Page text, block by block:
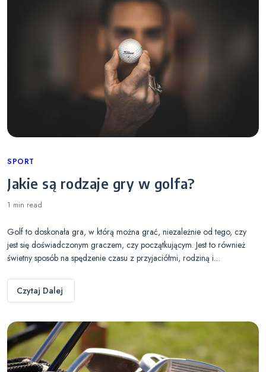
Categories
SPORT
Jakie są rodzaje gry w golfa?
1 min read
Golf to doskonała gra, w którą można grać, niezależnie od tego, czy
jest się doświadczonym graczem, czy początkującym. Jest to również
świetny sposób na spędzenie czasu z przyjaciółmi, rodziną i…
Czytaj Dalej